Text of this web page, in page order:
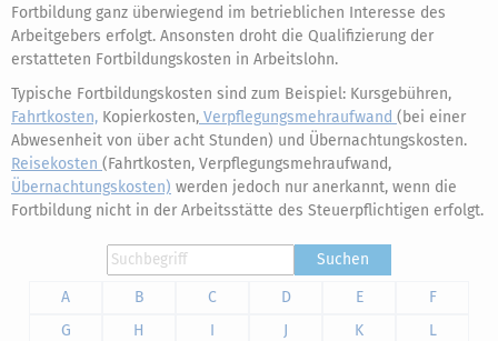
Fortbildung ganz überwiegend im betrieblichen Interesse des
Arbeitgebers erfolgt. Ansonsten droht die Qualifizierung der
erstatteten Fortbildungskosten in Arbeitslohn.
Typische Fortbildungskosten sind zum Beispiel: Kursgebühren,
Fahrtkosten, Kopierkosten, Verpflegungsmehraufwand (bei einer
Abwesenheit von über acht Stunden) und Übernachtungskosten.
Reisekosten (Fahrtkosten, Verpflegungsmehraufwand,
Übernachtungskosten) werden jedoch nur anerkannt, wenn die
Fortbildung nicht in der Arbeitsstätte des Steuerpflichtigen erfolgt.
Suchen
A
B C D E
F
G
H I J K
L